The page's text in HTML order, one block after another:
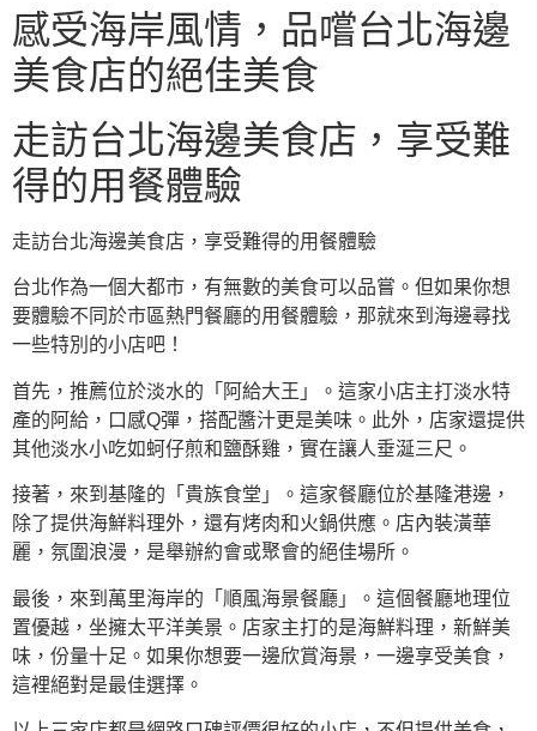
感受海岸風情，品嚐台北海邊
美食店的絕佳美食
走訪台北海邊美食店，享受難
得的用餐體驗
走訪台北海邊美食店，享受難得的用餐體驗
台北作為一個大都市，有無數的美食可以品嘗。但如果你想
要體驗不同於市區熱門餐廳的用餐體驗，那就來到海邊尋找
一些特別的小店吧！
首先，推薦位於淡水的「阿給大王」。這家小店主打淡水特
產的阿給，口感Q彈，搭配醬汁更是美味。此外，店家還提供
其他淡水小吃如蚵仔煎和鹽酥雞，實在讓人垂涎三尺。
接著，來到基隆的「貴族食堂」。這家餐廳位於基隆港邊，
除了提供海鮮料理外，還有烤肉和火鍋供應。店內裝潢華
麗，氛圍浪漫，是舉辦約會或聚會的絕佳場所。
最後，來到萬里海岸的「順風海景餐廳」。這個餐廳地理位
置優越，坐擁太平洋美景。店家主打的是海鮮料理，新鮮美
味，份量十足。如果你想要一邊欣賞海景，一邊享受美食，
這裡絕對是最佳選擇。